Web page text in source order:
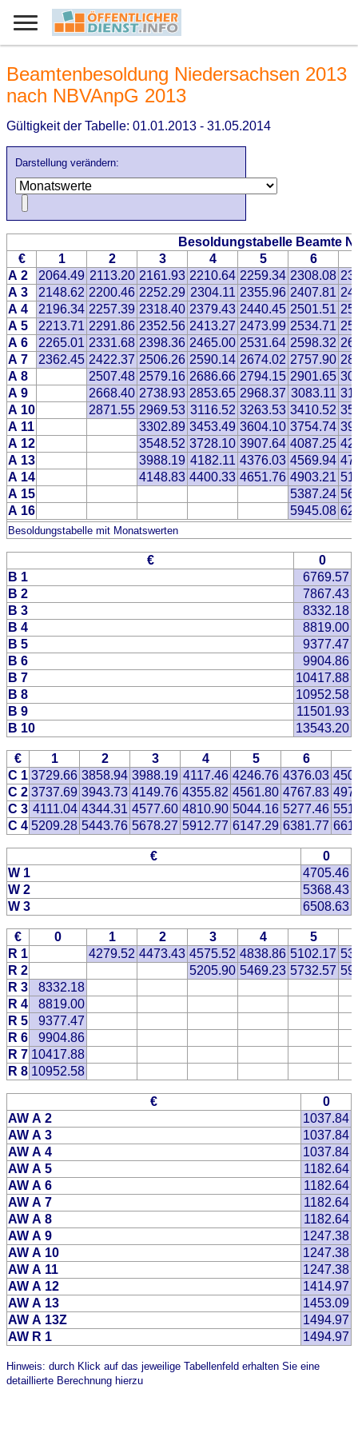
Darstellung verändern:
Beamtenbesoldung Niedersachsen 2013
nach NBVAnpG 2013
Gültigkeit der Tabelle: 01.01.2013 - 31.05.2014
Besoldungstabelle Beamte
€
1 2 3 4 5
6
A 2
2064.49 2113.20 2161.93 2210.64 2259.34 2308.08
A 3
2148.62 2200.46 2252.29 2304.11 2355.96 2407.81
A 4
2196.34 2257.39 2318.40 2379.43 2440.45 2501.51
A 5
2213.71 2291.86 2352.56 2413.27 2473.99 2534.71
A 6
2265.01 2331.68 2398.36 2465.00 2531.64 2598.32
A 7
2362.45 2422.37 2506.26 2590.14 2674.02 2757.90
A 8
2507.48 2579.16 2686.66 2794.15 2901.65
A 9
2668.40 2738.93 2853.65 2968.37 3083.11
A 10
2871.55 2969.53 3116.52 3263.53 3410.52
A 11
3302.89 3453.49 3604.10 3754.74
A 12
3548.52 3728.10 3907.64 4087.25
A 13
3988.19 4182.11 4376.03 4569.94
A 14
4148.83 4400.33 4651.76 4903.21
A 15
5387.24
A 16
5945.08
Besoldungstabelle mit Monatswerten
€
0
B 1
6769.57
B 2
7867.43
B 3
8332.18
B 4
8819.00
B 5
9377.47
B 6
9904.86
B 7
10417.88
B 8
10952.58
B 9
11501.93
B 10
13543.20
€ 1 2 3 4 5 6
C 1 3729.66 3858.94 3988.19 4117.46 4246.76 4376.03
C 2 3737.69 3943.73 4149.76 4355.82 4561.80 4767.83
C 3 4111.04 4344.31 4577.60 4810.90 5044.16 5277.46
C 4 5209.28 5443.76 5678.27 5912.77 6147.29 6381.77
€
0
W 1
4705.46
W 2
5368.43
W 3
6508.63
€ 0 1 2 3 4
5
R 1
4279.52 4473.43 4575.52 4838.86 5102.17
R 2
5205.90 5469.23 5732.57
R 3
8332.18
R 4
8819.00
R 5
9377.47
R 6
9904.86
R 7 10417.88
R 8 10952.58
€
0
AW A 2
1037.84
AW A 3
1037.84
AW A 4
1037.84
AW A 5
1182.64
AW A 6
1182.64
AW A 7
1182.64
AW A 8
1182.64
AW A 9
1247.38
AW A 10
1247.38
AW A 11
1247.38
AW A 12
1414.97
AW A 13
1453.09
AW A 13Z
1494.97
AW R 1
1494.97
Hinweis: durch Klick auf das jeweilige Tabellenfeld erhalten Sie eine
detaillierte Berechnung hierzu